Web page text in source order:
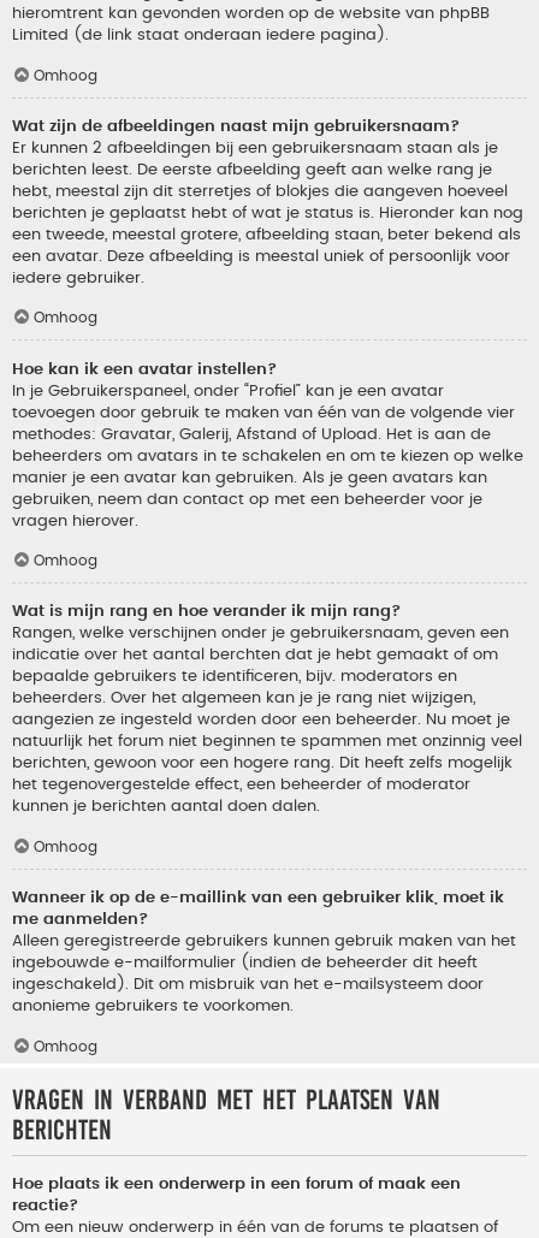
hieromtrent kan gevonden worden op de website van phpBB
Limited (de link staat onderaan iedere pagina).
Omhoog
Wat zijn de afbeeldingen naast mijn gebruikersnaam?
Er kunnen 2 afbeeldingen bij een gebruikersnaam staan als je
berichten leest. De eerste afbeelding geeft aan welke rang je
hebt, meestal zijn dit sterretjes of blokjes die aangeven hoeveel
berichten je geplaatst hebt of wat je status is. Hieronder kan nog
een tweede, meestal grotere, afbeelding staan, beter bekend als
een avatar. Deze afbeelding is meestal uniek of persoonlijk voor
iedere gebruiker.
Omhoog
Hoe kan ik een avatar instellen?
In je Gebruikerspaneel, onder “Profiel” kan je een avatar
toevoegen door gebruik te maken van één van de volgende vier
methodes: Gravatar, Galerij, Afstand of Upload. Het is aan de
beheerders om avatars in te schakelen en om te kiezen op welke
manier je een avatar kan gebruiken. Als je geen avatars kan
gebruiken, neem dan contact op met een beheerder voor je
vragen hierover.
Omhoog
Wat is mijn rang en hoe verander ik mijn rang?
Rangen, welke verschijnen onder je gebruikersnaam, geven een
indicatie over het aantal berchten dat je hebt gemaakt of om
bepaalde gebruikers te identificeren, bijv. moderators en
beheerders. Over het algemeen kan je je rang niet wijzigen,
aangezien ze ingesteld worden door een beheerder. Nu moet je
natuurlijk het forum niet beginnen te spammen met onzinnig veel
berichten, gewoon voor een hogere rang. Dit heeft zelfs mogelijk
het tegenovergestelde effect, een beheerder of moderator
kunnen je berichten aantal doen dalen.
Omhoog
Wanneer ik op de e-maillink van een gebruiker klik, moet ik
me aanmelden?
Alleen geregistreerde gebruikers kunnen gebruik maken van het
ingebouwde e-mailformulier (indien de beheerder dit heeft
ingeschakeld). Dit om misbruik van het e-mailsysteem door
anonieme gebruikers te voorkomen.
Omhoog
Vragen in verband met het plaatsen van
berichten
Hoe plaats ik een onderwerp in een forum of maak een
reactie?
Om een nieuw onderwerp in één van de forums te plaatsen of